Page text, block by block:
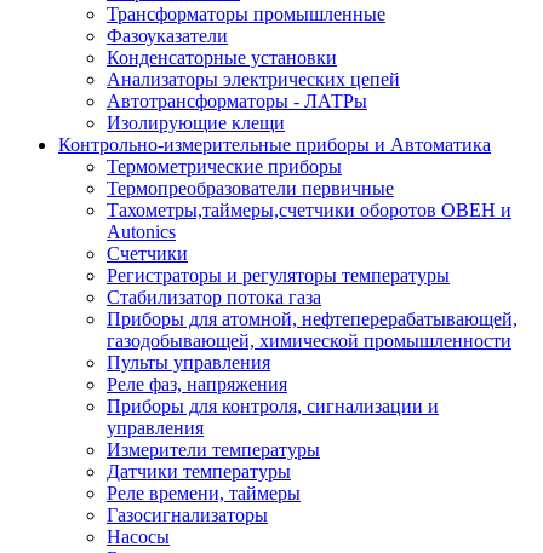
Трансформаторы промышленные
Фазоуказатели
Конденсаторные установки
Анализаторы электрических цепей
Автотрансформаторы - ЛАТРы
Изолирующие клещи
Контрольно-измерительные приборы и Автоматика
Термометрические приборы
Термопреобразователи первичные
Тахометры,таймеры,счетчики оборотов ОВЕН и
Autonics
Счетчики
Регистраторы и регуляторы температуры
Стабилизатор потока газа
Приборы для атомной, нефтеперерабатывающей,
газодобывающей, химической промышленности
Пульты управления
Реле фаз, напряжения
Приборы для контроля, сигнализации и
управления
Измерители температуры
Датчики температуры
Реле времени, таймеры
Газосигнализаторы
Насосы